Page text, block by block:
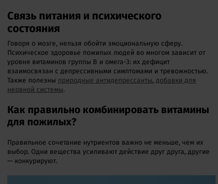
Связь питания и психического
состояния
Говоря о мозге, нельзя обойти эмоциональную сферу.
Психическое здоровье пожилых людей во многом зависит от
уровня витаминов группы B и омега-3: их дефицит
взаимосвязан с депрессивными симптомами и тревожностью.
Также полезны природные антидепрессанты, добавки для
нервной системы.
Как правильно комбинировать витамины
для пожилых?
Правильное сочетание нутриентов важно не меньше, чем их
выбор. Одни вещества усиливают действие друг друга, другие
— конкурируют.